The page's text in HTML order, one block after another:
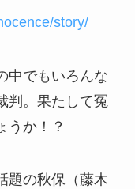
story/
中でもいろんな
判。果たして冤
うか！？
題の秋保（藤木